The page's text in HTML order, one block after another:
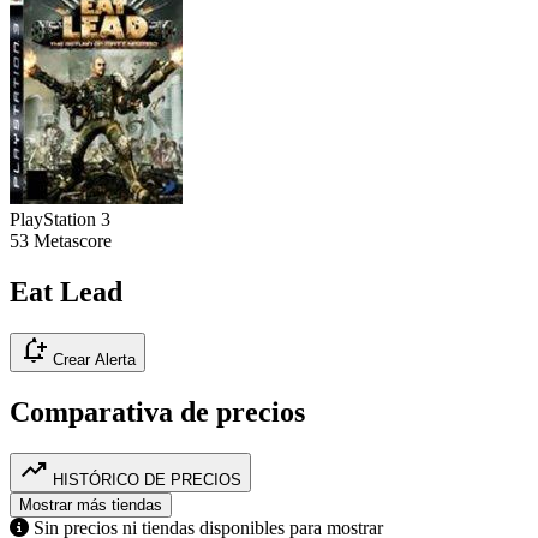
PlayStation 3
53 Metascore
Eat Lead
notification_add Crear Alerta
Comparativa de precios
trending_up HISTÓRICO DE PRECIOS
Mostrar más tiendas
Sin precios ni tiendas disponibles para mostrar